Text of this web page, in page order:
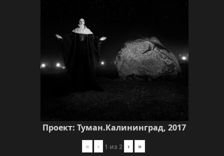
Проект: Туман.Калининград, 2017
« ‹ 1 из 2 › »